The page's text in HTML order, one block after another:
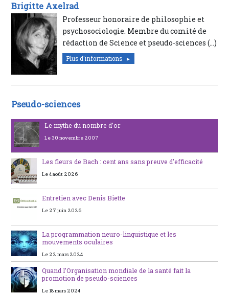
Brigitte Axelrad
Professeur honoraire de philosophie et
psychosociologie. Membre du comité de
rédaction de Science et pseudo-sciences (…)
Plus d'informations
Pseudo-sciences
Le mythe du nombre d’or
Le 30 novembre 2007
Les fleurs de Bach : cent ans sans preuve d’efficacité
Le 4 août 2026
Entretien avec Denis Biette
Le 27 juin 2026
La programmation neuro-linguistique et les
mouvements oculaires
Le 22 mars 2024
Quand l’Organisation mondiale de la santé fait la
promotion de pseudo-sciences
Le 18 mars 2024